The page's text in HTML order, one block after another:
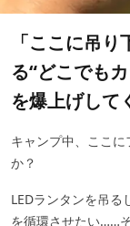
「ここに吊
る“どこでも
を爆上げし
キャンプ中、ここ
か？
LEDランタンを吊
を循環させたい……